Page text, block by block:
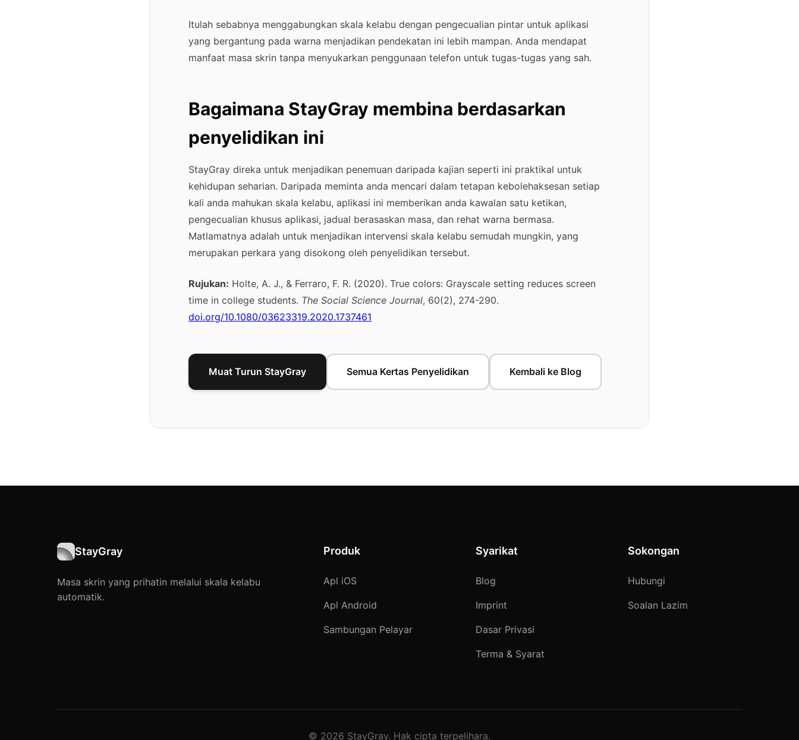
Itulah sebabnya menggabungkan skala kelabu dengan pengecualian pintar untuk aplikasi
yang bergantung pada warna menjadikan pendekatan ini lebih mampan. Anda mendapat
manfaat masa skrin tanpa menyukarkan penggunaan telefon untuk tugas-tugas yang sah.
Bagaimana StayGray membina berdasarkan
penyelidikan ini
StayGray direka untuk menjadikan penemuan daripada kajian seperti ini praktikal untuk
kehidupan seharian. Daripada meminta anda mencari dalam tetapan kebolehaksesan setiap
kali anda mahukan skala kelabu, aplikasi ini memberikan anda kawalan satu ketikan,
pengecualian khusus aplikasi, jadual berasaskan masa, dan rehat warna bermasa.
Matlamatnya adalah untuk menjadikan intervensi skala kelabu semudah mungkin, yang
merupakan perkara yang disokong oleh penyelidikan tersebut.
Rujukan: Holte, A. J., & Ferraro, F. R. (2020). True colors: Grayscale setting reduces screen
time in college students. The Social Science Journal, 60(2), 274-290.
doi.org/10.1080/03623319.2020.1737461
Muat Turun StayGray Semua Kertas Penyelidikan Kembali ke Blog
StayGray
Masa skrin yang prihatin melalui skala kelabu
automatik.
Produk
Apl iOS
Apl Android
Sambungan Pelayar
Syarikat
Blog
Imprint
Dasar Privasi
Terma & Syarat
Sokongan
Hubungi
Soalan Lazim
© 2026 StayGray. Hak cipta terpelihara.